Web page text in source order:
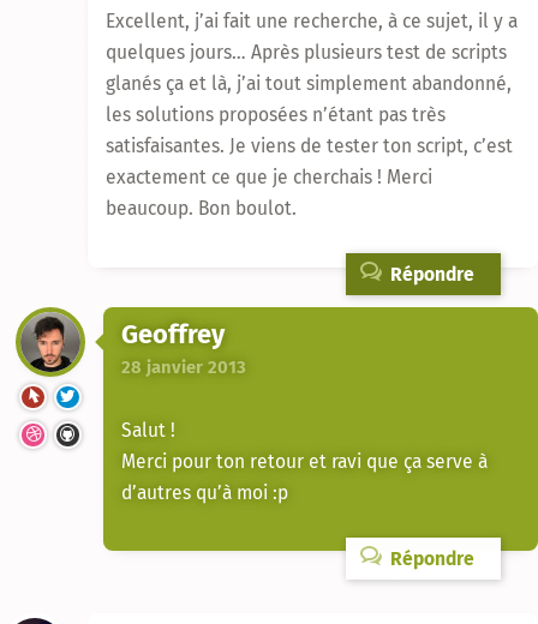
Excellent, j’ai fait une recherche, à ce sujet, il y a
quelques jours… Après plusieurs test de scripts
glanés ça et là, j’ai tout simplement abandonné,
les solutions proposées n’étant pas très
satisfaisantes. Je viens de tester ton script, c’est
exactement ce que je cherchais ! Merci
beaucoup. Bon boulot.
Répondre
Geoffrey
28 janvier 2013
Salut !
Merci pour ton retour et ravi que ça serve à
d’autres qu’à moi :p
Répondre